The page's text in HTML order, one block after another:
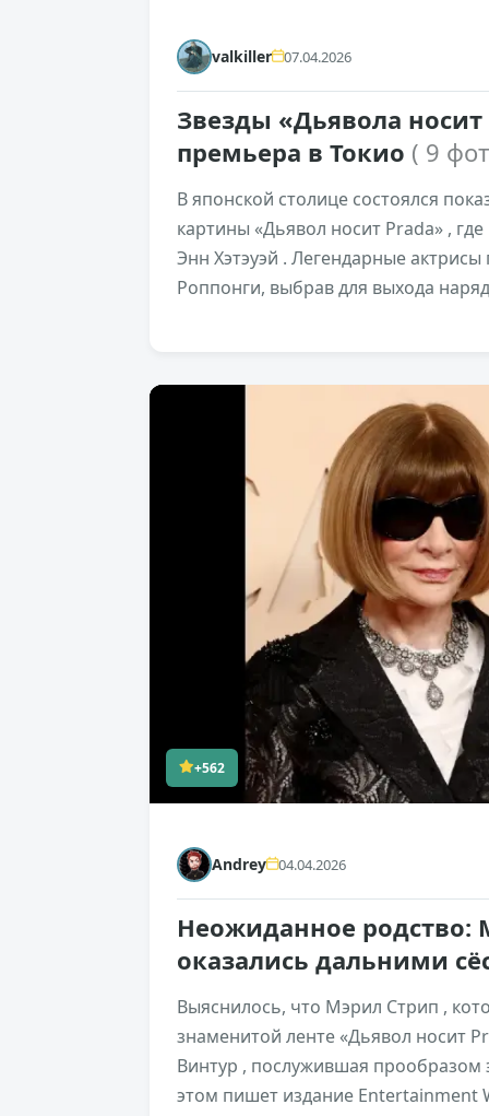
valkiller 07.04.2026
Звезды «Дьявола
премьера в Токио ( 9
В японской столице состоялся
картины «Дьявол носит Prada» ,
Энн Хэтэуэй . Легендарные
Роппонги, выбрав для выхода
+562
Andrey 04.04.2026
Неожиданное родство:
оказались дальними
Выяснилось, что Мэрил Стрип ,
знаменитой ленте «Дьявол носит
Винтур , послужившая
этом пишет издание Entertainment